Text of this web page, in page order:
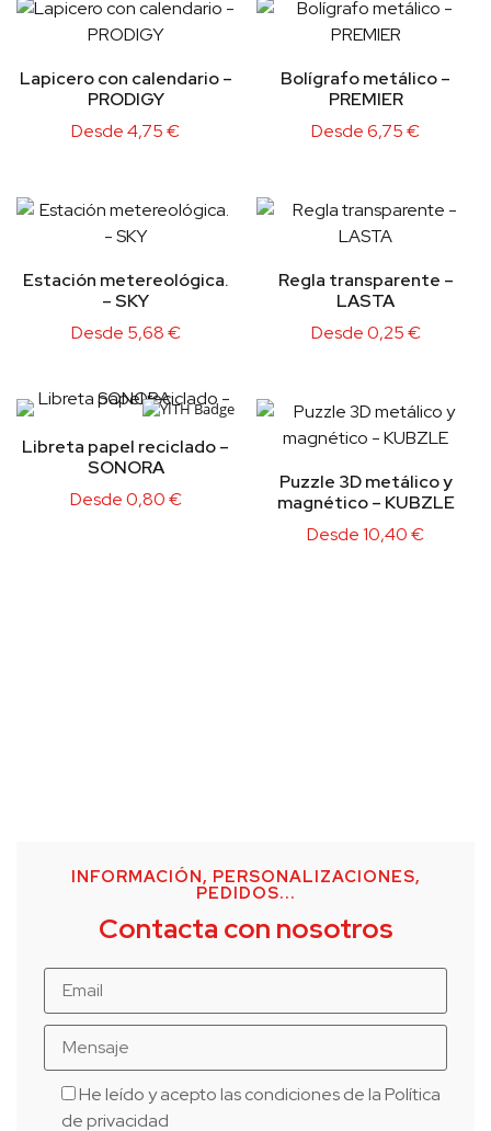
Lapicero con calendario –
PRODIGY
Desde4,75€
Bolígrafo metálico –
PREMIER
Desde6,75€
Estación metereológica.
– SKY
Desde 5,68€
Regla transparente –
LASTA
Desde0,25€
Libreta papel reciclado –
SONORA
Desde0,80€
Puzzle 3D metálico y
magnético – KUBZLE
Desde10,40€
INFORMACIÓN, PERSONALIZACIONES,
PEDIDOS...
Contacta con nosotros
He leído y acepto las condiciones de laPolítica
de privacidad